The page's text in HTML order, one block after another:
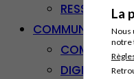
La
Nous
notre
DIGITAL